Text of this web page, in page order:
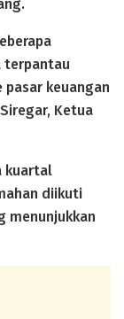
terpantau
keuangan
Ketua
kuartal
diikuti
menunjukkan